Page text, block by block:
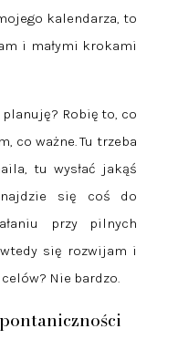
kalendarza, to
i małymi krokami
Robię to, co
co ważne. Tu trzeba
tu wysłać jakąś
się coś do
przy pilnych
się rozwijam i
Nie bardzo.